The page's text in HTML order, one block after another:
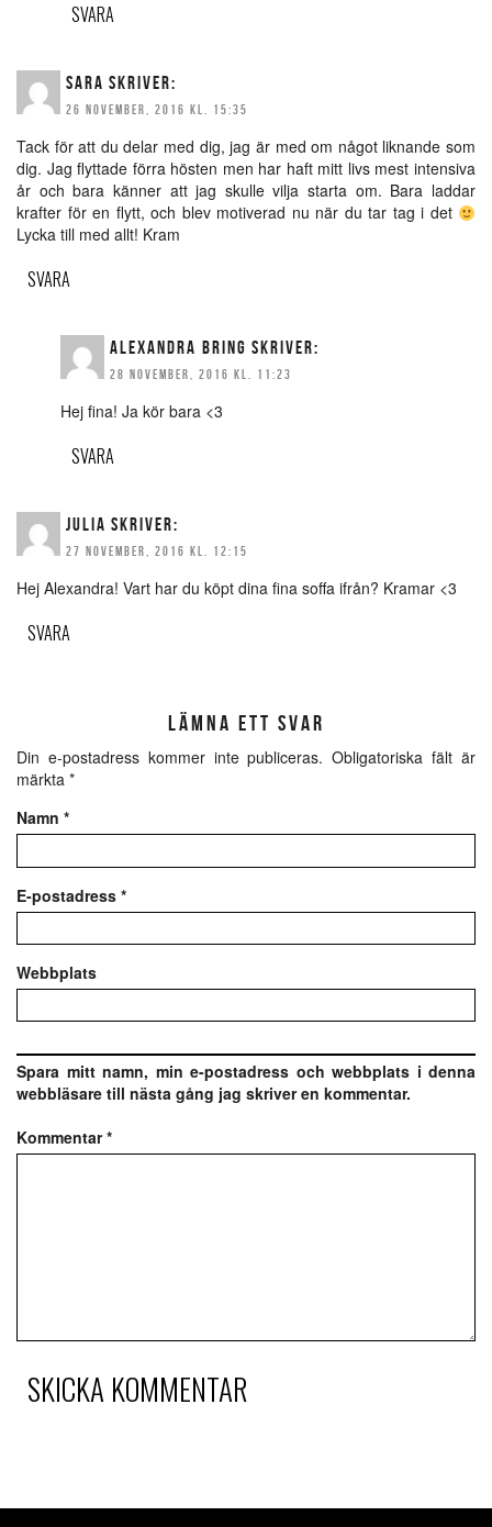
SVARA
SARA SKRIVER:
26 NOVEMBER, 2016 KL. 15:35
Tack för att du delar med dig, jag är med om något liknande som
dig. Jag flyttade förra hösten men har haft mitt livs mest intensiva
år och bara känner att jag skulle vilja starta om. Bara laddar
krafter för en flytt, och blev motiverad nu när du tar tag i det
Lycka till med allt! Kram
SVARA
ALEXANDRA BRING SKRIVER:
28 NOVEMBER, 2016 KL. 11:23
Hej fina! Ja kör bara <3
SVARA
JULIA SKRIVER:
27 NOVEMBER, 2016 KL. 12:15
Hej Alexandra! Vart har du köpt dina fina soffa ifrån? Kramar <3
SVARA
LÄMNA ETT SVAR
Din e-postadress kommer inte publiceras. Obligatoriska fält är
märkta *
Namn *
E-postadress *
Webbplats
Spara mitt namn, min e-postadress och webbplats i denna
webbläsare till nästa gång jag skriver en kommentar.
Kommentar*
SKICKA KOMMENTAR